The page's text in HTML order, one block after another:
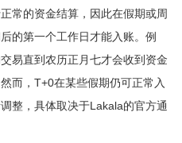
常的资金结算，因此在假期或周
的第一个工作日才能入账。例
易直到农历正月七才会收到资金
而，T+0在某些假期仍可正常入
整，具体取决于Lakala的官方通